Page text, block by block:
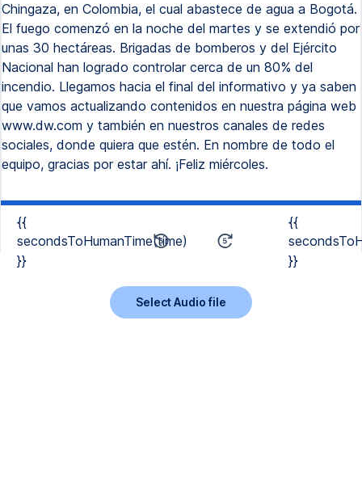
Chingaza, en Colombia, el cual abastece de agua a Bogotá.
El fuego comenzó en la noche del martes y se extendió por
unas 30 hectáreas. Brigadas de bomberos y del Ejército
Nacional han logrado controlar cerca de un 80% del
incendio. Llegamos hacia el final del informativo y ya saben
que vamos actualizando contenidos en nuestra página web
www.dw.com y también en nuestros canales de redes
sociales, donde quiera que estén. En nombre de todo el
equipo, gracias por estar ahí. ¡Feliz miércoles.
{{
secondsToHumanTime(time)
}}
{{
}}
Select Audio file